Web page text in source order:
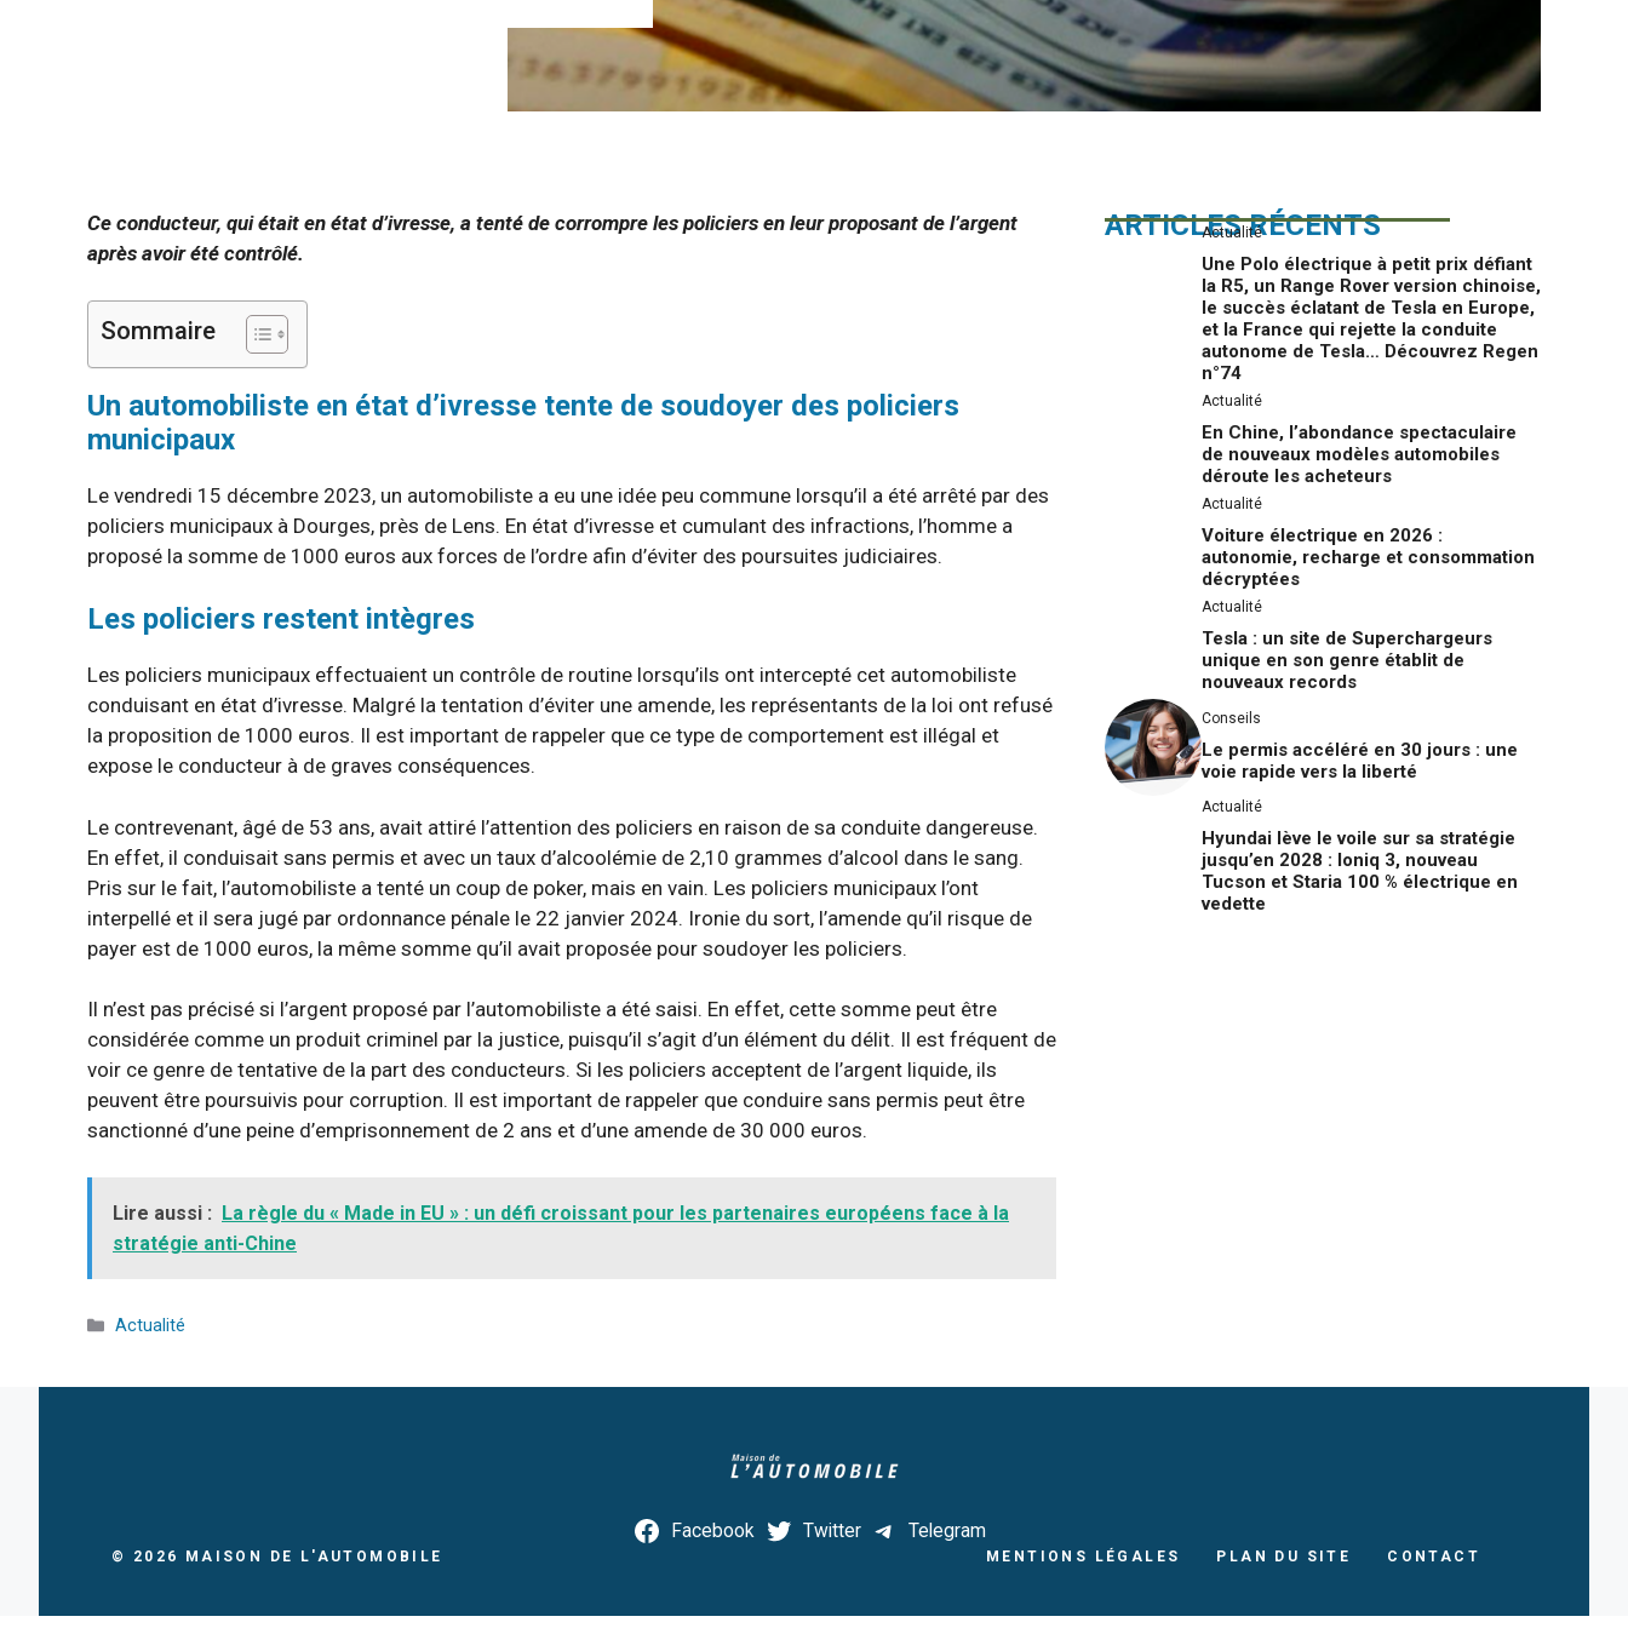
Ce conducteur, qui était en état d’ivresse, a tenté de corrompre les policiers en leur proposant de l’argent
après avoir été contrôlé.
Sommaire
Un automobiliste en état d’ivresse tente de soudoyer des policiers
municipaux
Le vendredi 15 décembre 2023, un automobiliste a eu une idée peu commune lorsqu’il a été arrêté par des
policiers municipaux à Dourges, près de Lens. En état d’ivresse et cumulant des infractions, l’homme a
proposé la somme de 1000 euros aux forces de l’ordre afin d’éviter des poursuites judiciaires.
Les policiers restent intègres
Les policiers municipaux effectuaient un contrôle de routine lorsqu’ils ont intercepté cet automobiliste
conduisant en état d’ivresse. Malgré la tentation d’éviter une amende, les représentants de la loi ont refusé
la proposition de 1000 euros. Il est important de rappeler que ce type de comportement est illégal et
expose le conducteur à de graves conséquences.
Le contrevenant, âgé de 53 ans, avait attiré l’attention des policiers en raison de sa conduite dangereuse.
En effet, il conduisait sans permis et avec un taux d’alcoolémie de 2,10 grammes d’alcool dans le sang.
Pris sur le fait, l’automobiliste a tenté un coup de poker, mais en vain. Les policiers municipaux l’ont
interpellé et il sera jugé par ordonnance pénale le 22 janvier 2024. Ironie du sort, l’amende qu’il risque de
payer est de 1000 euros, la même somme qu’il avait proposée pour soudoyer les policiers.
Il n’est pas précisé si l’argent proposé par l’automobiliste a été saisi. En effet, cette somme peut être
considérée comme un produit criminel par la justice, puisqu’il s’agit d’un élément du délit. Il est fréquent de
voir ce genre de tentative de la part des conducteurs. Si les policiers acceptent de l’argent liquide, ils
peuvent être poursuivis pour corruption. Il est important de rappeler que conduire sans permis peut être
sanctionné d’une peine d’emprisonnement de 2 ans et d’une amende de 30 000 euros.
Lire aussi : La règle du « Made in EU » : un défi croissant pour les partenaires européens face à la
stratégie anti-Chine
Catégories
Actualité
ARTICLES RÉCENTS
Actualité
Une Polo électrique à petit prix défiant
la R5, un Range Rover version chinoise,
le succès éclatant de Tesla en Europe,
et la France qui rejette la conduite
autonome de Tesla… Découvrez Regen
n°74
Actualité
En Chine, l’abondance spectaculaire
de nouveaux modèles automobiles
déroute les acheteurs
Actualité
Voiture électrique en 2026 :
autonomie, recharge et consommation
décryptées
Actualité
Tesla : un site de Superchargeurs
unique en son genre établit de
nouveaux records
Conseils
Le permis accéléré en 30 jours : une
voie rapide vers la liberté
Actualité
Hyundai lève le voile sur sa stratégie
jusqu’en 2028 : Ioniq 3, nouveau
Tucson et Staria 100 % électrique en
vedette
Facebook Twitter Telegram
© 2026 MAISON DE L'AUTOMOBILE MENTIONS LÉGALES PLAN DU SITE CONTACT